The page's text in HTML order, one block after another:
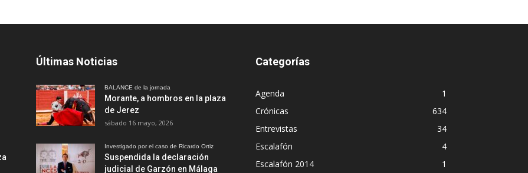
Últimas Noticias
BALANCE de la jornada
Morante, a hombros en la plaza
de Jerez
sábado 16 mayo, 2026
Investigado por el caso de Ricardo Ortiz
Suspendida la declaración
judicial de Garzón en Málaga
Categorías
Agenda
1
Crónicas
634
Entrevistas
34
Escalafón
4
Escalafón 2014
1